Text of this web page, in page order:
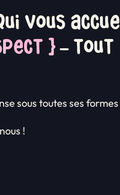
vous
}– tout
sous toutes ses
!